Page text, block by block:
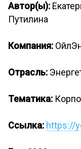
Автор(ы):
Путилина
Компания:
Отрасль:
Тематика:
Ссылка: https://